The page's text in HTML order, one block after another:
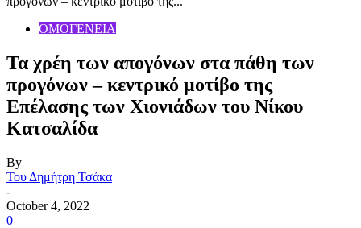
ΟΜΟΓΕΝΕΙΑ
Τα χρέη των απογόνων στα πάθη των
προγόνων – κεντρικό μοτίβο της
Επέλασης των Χιονιάδων του Νίκου
Κατσαλίδα
By
Του Δημήτρη Τσάκα
-
October 4, 2022
0